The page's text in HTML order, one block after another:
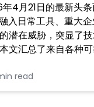
4月21日的最新头
入日常工具、重大
潜在威胁，突显了
文汇总了来自各种可
read